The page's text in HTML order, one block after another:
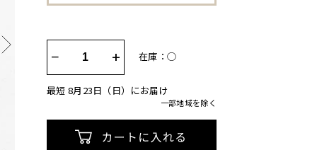
− + 在庫：◯
最短 8月23日（日）にお届け
一部地域を除く